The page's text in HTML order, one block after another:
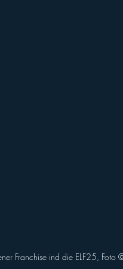
Franchise ind die ELF25, Foto